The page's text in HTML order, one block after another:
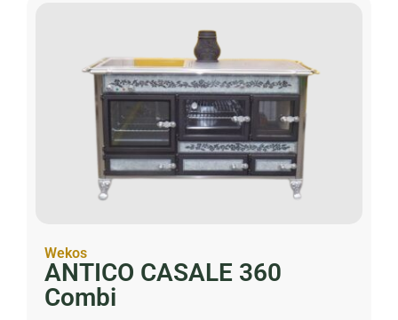
Wekos
ANTICO CASALE 360
Combi